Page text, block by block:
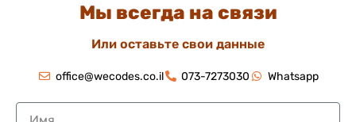
Мы всегда на связи
Или оставьте свои данные
office@wecodes.co.il 073-7273030 Whatsapp